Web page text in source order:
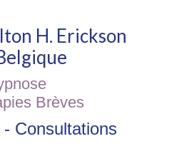
H. Erickson
Brèves
Consultations